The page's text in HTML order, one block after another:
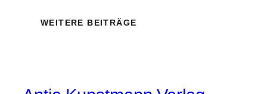
WEITERE BEITRÄGE